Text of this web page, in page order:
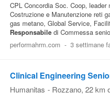
CPL Concordia Soc. Coop,
Costruzione e Manutenzione reti
gas metano, Global Service,
Responsabile di Commessa
performahrm.com - 3 settimane
Clinical Engineering
Humanitas - Rozzano, 22 km